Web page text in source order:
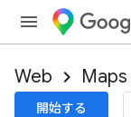
Web
開始する